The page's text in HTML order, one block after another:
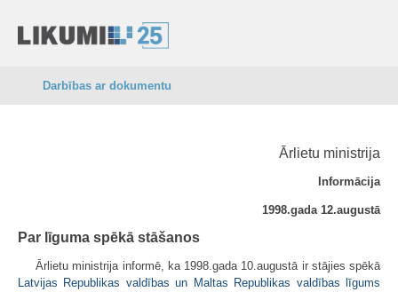
Darbības ar dokumentu
Ārlietu ministrija
Informācija
1998.gada 12.augustā
Par līguma spēkā stāšanos
Ārlietu ministrija informē, ka 1998.gada 10.augustā ir stājies spēkā
Latvijas Republikas valdības un Maltas Republikas valdības līgums